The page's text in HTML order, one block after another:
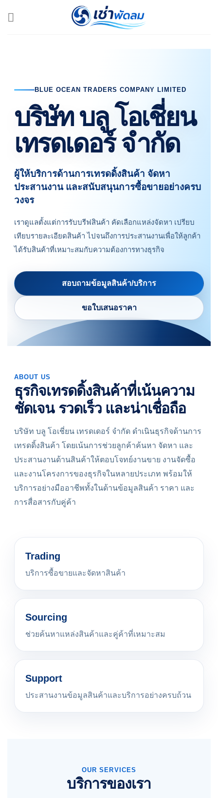
BLUE OCEAN TRADERS COMPANY LIMITED
บริษัท บลู โอเชี่ยน
เทรดเดอร์ จำกัด
ผู้ให้บริการด้านการเทรดดิ้งสินค้า จัดหา
ประสานงาน และสนับสนุนการซื้อขายอย่างครบ
วงจร
เราดูแลตั้งแต่การรับบรีฟสินค้า คัดเลือกแหล่งจัดหา เปรียบ
เทียบรายละเอียดสินค้า ไปจนถึงการประสานงานเพื่อให้ลูกค้า
ได้รับสินค้าที่เหมาะสมกับความต้องการทางธุรกิจ
สอบถามข้อมูลสินค้า/บริการ
ขอใบเสนอราคา
ABOUT US
ธุรกิจเทรดดิ้งสินค้าที่เน้นความ
ชัดเจน รวดเร็ว และน่าเชื่อถือ
บริษัท บลู โอเชี่ยน เทรดเดอร์ จำกัด ดำเนินธุรกิจด้านการ
เทรดดิ้งสินค้า โดยเน้นการช่วยลูกค้าค้นหา จัดหา และ
ประสานงานด้านสินค้าให้ตอบโจทย์งานขาย งานจัดซื้อ
และงานโครงการของธุรกิจในหลายประเภท พร้อมให้
บริการอย่างมืออาชีพทั้งในด้านข้อมูลสินค้า ราคา และ
การสื่อสารกับคู่ค้า
Trading
บริการซื้อขายและจัดหาสินค้า
Sourcing
ช่วยค้นหาแหล่งสินค้าและคู่ค้าที่เหมาะสม
Support
ประสานงานข้อมูลสินค้าและบริการอย่างครบถ้วน
OUR SERVICES
บริการของเรา